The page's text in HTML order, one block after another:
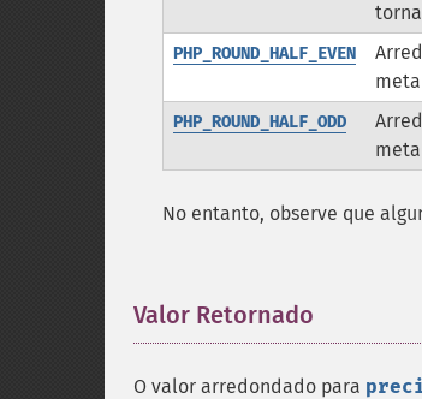
PHP_ROUND_HALF_EVEN
PHP_ROUND_HALF_ODD
No entanto, observe que
Valor Retornado
O valor arredondado para